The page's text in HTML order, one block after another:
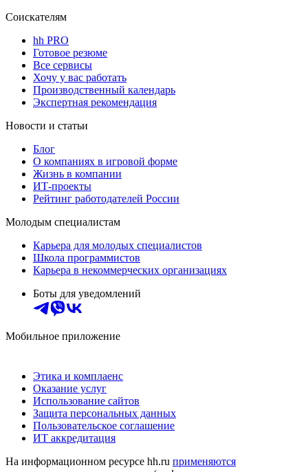
Соискателям
hh PRO
Готовое резюме
Все сервисы
Хочу у вас работать
Производственный календарь
Экспертная рекомендация
Новости и статьи
Блог
О компаниях в игровой форме
Жизнь в компании
ИТ-проекты
Рейтинг работодателей России
Молодым специалистам
Карьера для молодых специалистов
Школа программистов
Карьера в некоммерческих организациях
Боты для уведомлений
Мобильное приложение
Этика и комплаенс
Оказание услуг
Использование сайтов
Защита персональных данных
Пользовательское соглашение
ИТ аккредитация
На информационном ресурсе hh.ru применяются